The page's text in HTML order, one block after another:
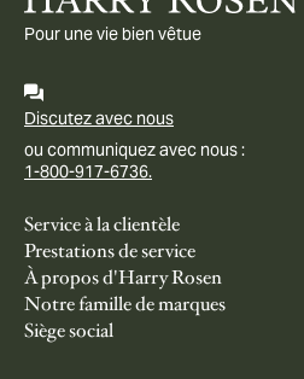
Pour une vie bien vêtue
Discutez avec nous
ou communiquez avec nous :
1-800-917-6736.
Service à la clientèle
Prestations de service
À propos d'Harry Rosen
Notre famille de marques
Siège social